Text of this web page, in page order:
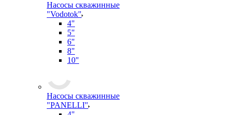
Насосы скважинные
"Vodotok"
4"
5"
6"
8"
10"
Насосы скважинные
"PANELLI"